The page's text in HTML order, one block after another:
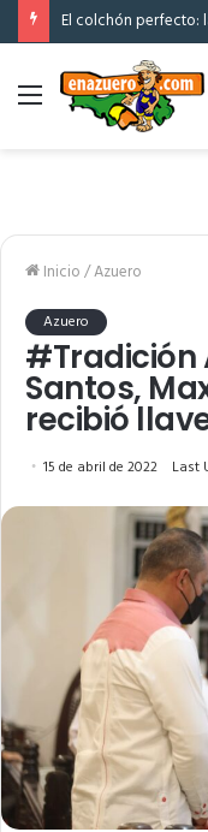
El colchón perfecto:
Menú
Inicio/Azuero
Azuero
#Tradición
Santos,
recibió
15 de abril de 2022 Last